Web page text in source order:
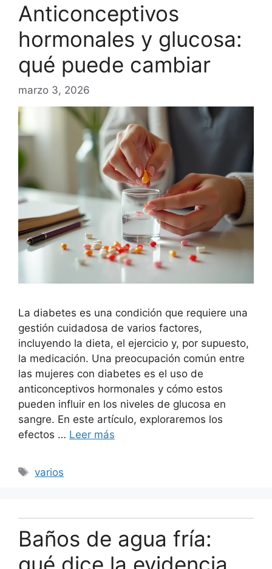
Anticonceptivos
hormonales y glucosa:
qué puede cambiar
marzo 3, 2026
La diabetes es una condición que requiere una
gestión cuidadosa de varios factores,
incluyendo la dieta, el ejercicio y, por supuesto,
la medicación. Una preocupación común entre
las mujeres con diabetes es el uso de
anticonceptivos hormonales y cómo estos
pueden influir en los niveles de glucosa en
sangre. En este artículo, exploraremos los
efectos … Leer más
Etiquetas
varios
Baños de agua fría: